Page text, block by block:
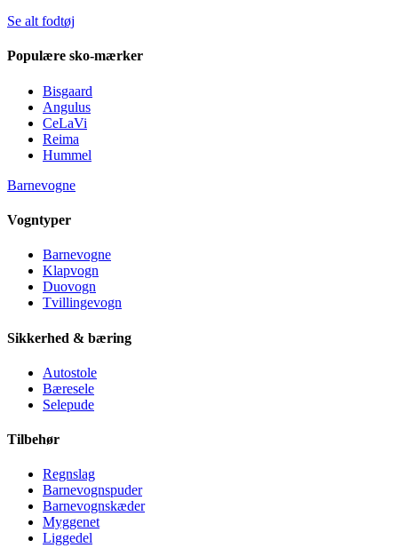
Se alt fodtøj
Populære sko-mærker
Bisgaard
Angulus
CeLaVi
Reima
Hummel
Barnevogne
Vogntyper
Barnevogne
Klapvogn
Duovogn
Tvillingevogn
Sikkerhed & bæring
Autostole
Bæresele
Selepude
Tilbehør
Regnslag
Barnevognspuder
Barnevognskæder
Myggenet
Liggedel